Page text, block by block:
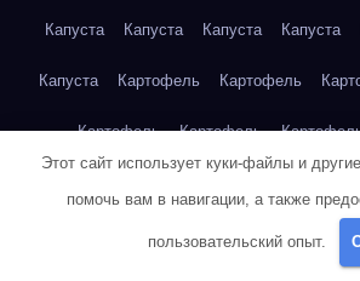
Капуста Капуста Капуста Капуста
Капуста Картофель Картофель
Картофель Картофель
Кейптаун
Этот сайт использует куки-файлы и
помочь вам в навигации, а также
пользовательский опыт.